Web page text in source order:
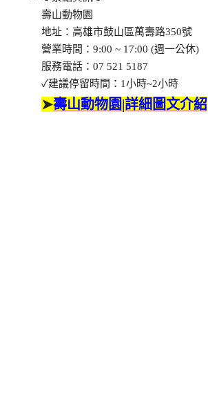
壽山動物園
地址：高雄市鼓山區萬壽路350號
營業時間：9:00 ~ 17:00 (週一公休)
服務電話：07 521 5187
✓建議停留時間：1小時~2小時
➤壽山動物園|詳細圖文介紹